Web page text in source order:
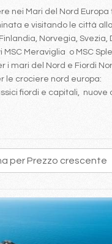
nei Mari del Nord
e visitando le città
Norvegia,
MSC Meraviglia o MSC
i mari del Nord e Fiordi
le crociere nord europa:
fiordi e capitali,
15 16 17